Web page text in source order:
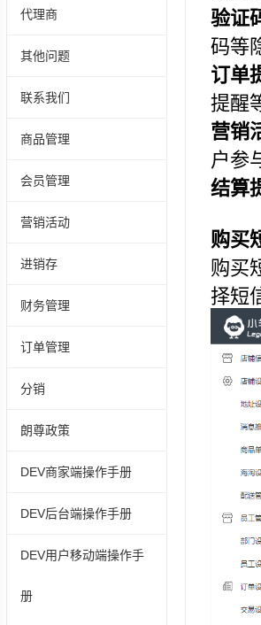
代理商
其他问题
联系我们
商品管理
会员管理
营销活动
进销存
财务管理
订单管理
分销
朗尊政策
DEV商家端操作手册
DEV后台端操作手册
DEV用户移动端操作手
册